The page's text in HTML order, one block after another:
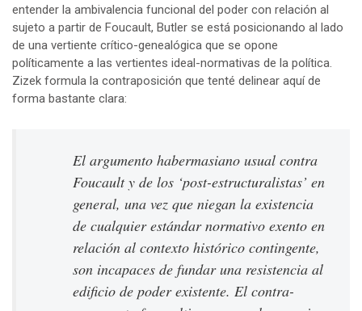
entender la ambivalencia funcional del poder con relación al
sujeto a partir de Foucault, Butler se está posicionando al lado
de una vertiente crítico-genealógica que se opone
políticamente a las vertientes ideal-normativas de la política.
Zizek formula la contraposición que tenté delinear aquí de
forma bastante clara:
El argumento habermasiano usual contra
Foucault y de los ‘post-estructuralistas’ en
general, una vez que niegan la existencia
de cualquier estándar normativo exento en
relación al contexto histórico contingente,
son incapaces de fundar una resistencia al
edificio de poder existente. El contra-